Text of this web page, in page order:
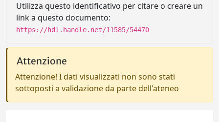
Utilizza questo identificativo per citare o creare un
link a questo documento:
https://hdl.handle.net/11585/54470
Attenzione
Attenzione! I dati visualizzati non sono stati
sottoposti a validazione da parte dell'ateneo